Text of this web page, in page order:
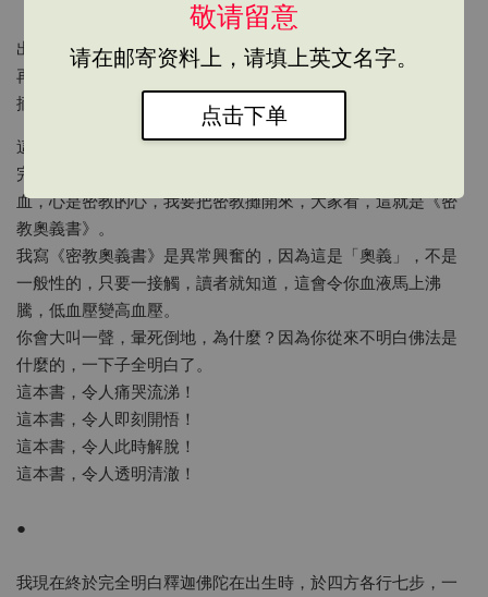
敬请留意
请在邮寄资料上，请填上英文名字。
点击下单
出版日期：1997/04/01
再版日期：2020/11
摘要說明：
這是一本討論密教的書，原則上，我已把密教的大餅，全部吃
完了，吞了下去，同時也消化吸收了，如今，血液中是密教的
血，心是密教的心，我要把密教攤開來，大家看，這就是《密
教奧義書》。
我寫《密教奧義書》是異常興奮的，因為這是「奧義」，不是
一般性的，只要一接觸，讀者就知道，這會令你血液馬上沸
騰，低血壓變高血壓。
你會大叫一聲，暈死倒地，為什麼？因為你從來不明白佛法是
什麼的，一下子全明白了。
這本書，令人痛哭流涕！
這本書，令人即刻開悟！
這本書，令人此時解脫！
這本書，令人透明清澈！
●
我現在終於完全明白釋迦佛陀在出生時，於四方各行七步，一